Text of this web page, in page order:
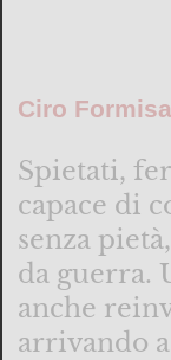
Ciro
Spietati,
capace di
senza
da guerra.
anche
arrivando